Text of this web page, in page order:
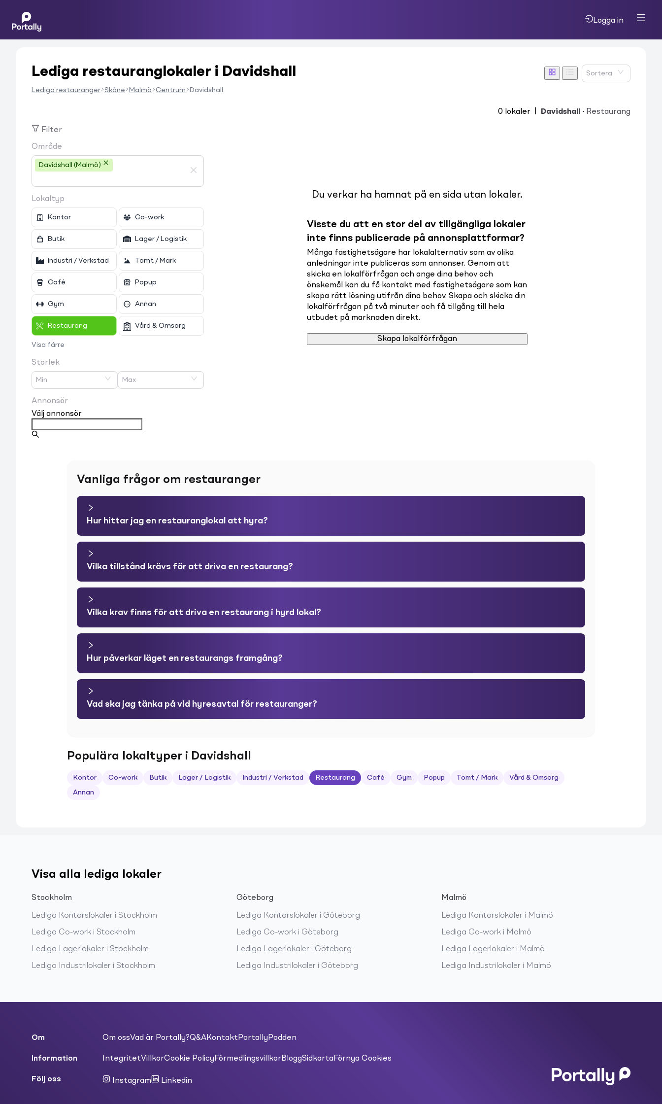
Logga in
Lediga restauranglokaler i Davidshall
Lediga restauranger Skåne Malmö Centrum Davidshall
Sortera
0 lokaler Davidshall · Restaurang
Filter
Område
Davidshall (Malmö)
Lokaltyp
Kontor Co-work
Butik Lager / Logistik
Industri / Verkstad Tomt / Mark
Café Popup
Gym Annan
Restaurang Vård & Omsorg
Visa färre
Storlek
Min Max
Annonsör
Välj annonsör
Du verkar ha hamnat på en sida utan lokaler.
Visste du att en stor del av tillgängliga lokaler
inte finns publicerade på annonsplattformar?
Många fastighetsägare har lokalalternativ som av olika
anledningar inte publiceras som annonser. Genom att
skicka en lokalförfrågan och ange dina behov och
önskemål kan du få kontakt med fastighetsägare som kan
skapa rätt lösning utifrån dina behov. Skapa och skicka din
lokalförfrågan på två minuter och få tillgång till hela
utbudet på marknaden direkt.
Skapa lokalförfrågan
Vanliga frågor om restauranger
Hur hittar jag en restauranglokal att hyra?
Vilka tillstånd krävs för att driva en restaurang?
Vilka krav finns för att driva en restaurang i hyrd lokal?
Hur påverkar läget en restaurangs framgång?
Vad ska jag tänka på vid hyresavtal för restauranger?
Populära lokaltyper i Davidshall
Kontor Co-work Butik Lager / Logistik Industri / Verkstad Restaurang Café Gym Popup Tomt / Mark Vård & Omsorg
Annan
Visa alla lediga lokaler
Stockholm
Lediga Kontorslokaler i Stockholm
Lediga Co-work i Stockholm
Lediga Lagerlokaler i Stockholm
Lediga Industrilokaler i Stockholm
Göteborg
Lediga Kontorslokaler i Göteborg
Lediga Co-work i Göteborg
Lediga Lagerlokaler i Göteborg
Lediga Industrilokaler i Göteborg
Malmö
Lediga Kontorslokaler i Malmö
Lediga Co-work i Malmö
Lediga Lagerlokaler i Malmö
Lediga Industrilokaler i Malmö
Om Om ossVad är Portally?Q&AKontakt PortallyPodden
Information IntegritetVillkorCookie Policy FörmedlingsvillkorBloggSidkarta Förnya Cookies
Följ oss Instagram Linkedin